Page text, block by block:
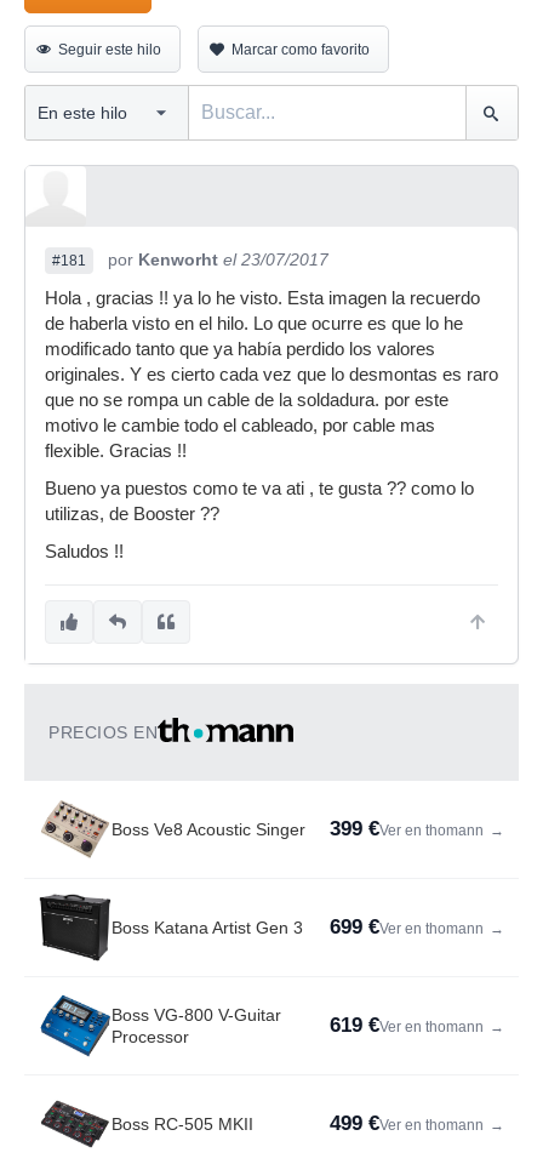
Seguir este hilo Marcar como favorito
#181 por Kenworht el 23/07/2017
Hola , gracias !! ya lo he visto. Esta imagen la recuerdo
de haberla visto en el hilo. Lo que ocurre es que lo he
modificado tanto que ya había perdido los valores
originales. Y es cierto cada vez que lo desmontas es raro
que no se rompa un cable de la soldadura. por este
motivo le cambie todo el cableado, por cable mas
flexible. Gracias !!
Bueno ya puestos como te va ati , te gusta ?? como lo
utilizas, de Booster ??
Saludos !!
PRECIOS EN
Boss Ve8 Acoustic Singer 399 €Ver en thomann →
Boss Katana Artist Gen 3 699 €Ver en thomann →
Boss VG-800 V-Guitar
Processor
619 €Ver en thomann →
Boss RC-505 MKII 499 €Ver en thomann →